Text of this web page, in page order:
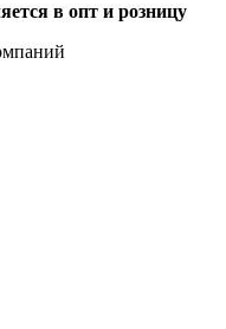
в опт и розницу